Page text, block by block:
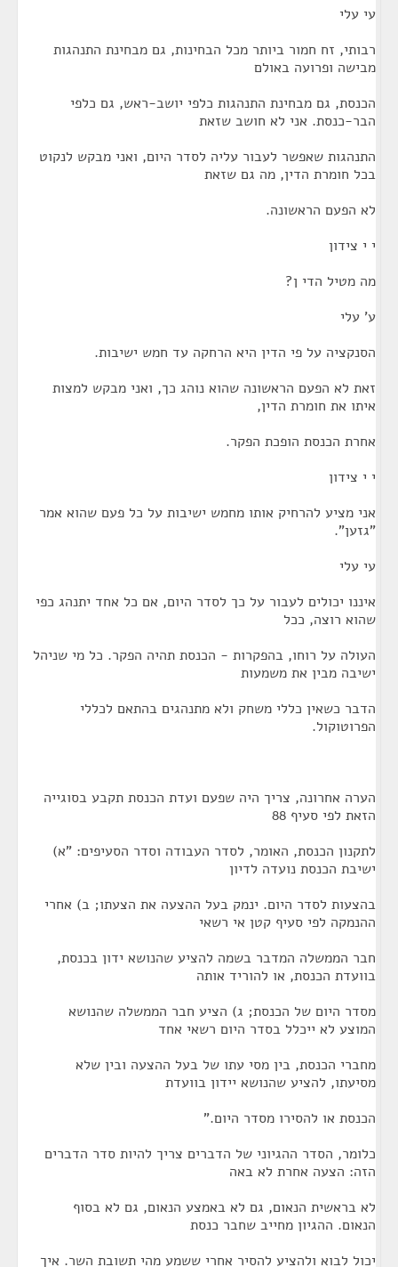
עי עלי
רבותי, זח חמור ביותר מכל הבחינות, גם מבחינת התנהגות
מבישה ופרועה באולם
הכנסת, גם מבחינת התנהגות כלפי יושב-ראש, גם כלפי
הבר-כנסת. אני לא חושב שזאת
התנהגות שאפשר לעבור עליה לסדר היום, ואני מבקש לנקוט
בכל חומרת הדין, מה גם שזאת
לא הפעם הראשונה.
י י צידון
מה מטיל הדי ן?
ע' עלי
הסנקציה על פי הדין היא הרחקה עד חמש ישיבות.
זאת לא הפעם הראשונה שהוא נוהג כך, ואני מבקש למצות
איתו את חומרת הדין,
אחרת הכנסת הופכת הפקר.
י י צידון
אני מציע להרחיק אותו מחמש ישיבות על כל פעם שהוא אמר
"גזען".
עי עלי
איננו יכולים לעבור על כך לסדר היום, אם כל אחד יתנהג כפי
שהוא רוצה, ככל
העולה על רוחו, בהפקרות - הכנסת תהיה הפקר. כל מי שניהל
ישיבה מבין את משמעות
הדבר כשאין כללי משחק ולא מתנהגים בהתאם לכללי
הפרוטוקול.
הערה אחרונה, צריך היה שפעם ועדת הכנסת תקבע בסוגייה
הזאת לפי סעיף 88
לתקנון הכנסת, האומר, לסדר העבודה וסדר הסעיפים: "א)
ישיבת הכנסת נועדה לדיון
בהצעות לסדר היום. ינמק בעל ההצעה את הצעתו; ב) אחרי
ההנמקה לפי סעיף קטן אי רשאי
חבר הממשלה המדבר בשמה להציע שהנושא ידון בכנסת,
בוועדת הכנסת, או להוריד אותה
מסדר היום של הכנסת; ג) הציע חבר הממשלה שהנושא
המוצע לא ייכלל בסדר היום רשאי אחד
מחברי הכנסת, בין מסי עתו של בעל ההצעה ובין שלא
מסיעתו, להציע שהנושא יידון בוועדת
הכנסת או להסירו מסדר היום."
כלומר, הסדר ההגיוני של הדברים צריך להיות סדר הדברים
הזה: הצעה אחרת לא באה
לא בראשית הנאום, גם לא באמצע הנאום, גם לא בסוף
הנאום. ההגיון מחייב שחבר כנסת
יכול לבוא ולהציע להסיר אחרי ששמע מהי תשובת השר. איך